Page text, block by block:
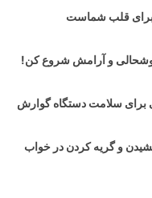
و آرامش شروع کن!
و گریه کردن در خواب